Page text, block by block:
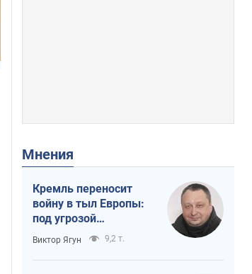
Мнения
Кремль переносит
войну в тыл Европы:
под угрозой
критическая
логистика
Виктор Ягун 9,2 т.